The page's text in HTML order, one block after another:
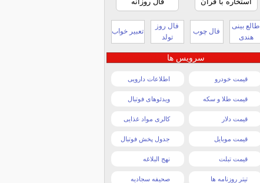
طالع بینی
هندی
فال چوب
فال روز
تولد
تعبیر خواب
سرویس ها
قیمت خودرو اطلاعات دارویی
قیمت طلا و سکه ویدئوهای فوتبال
قیمت دلار کالری مواد غذایی
قیمت موبایل جدول پخش فوتبال
قیمت تبلت نهج البلاغه
تیتر روزنامه ها صحیفه سجادیه